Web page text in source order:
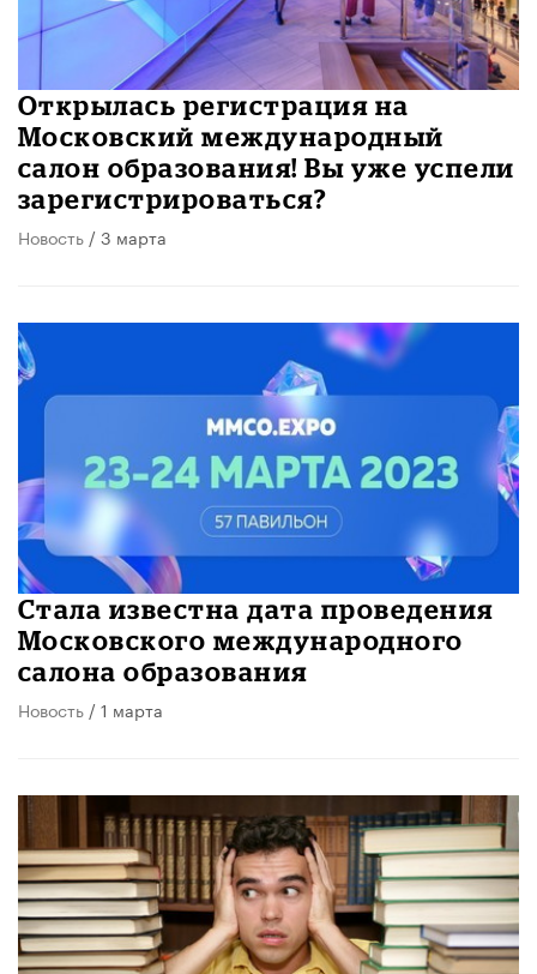
Открылась регистрация на
Московский международный
салон образования! Вы уже успели
зарегистрироваться?
Новость / 3 марта
Стала известна дата проведения
Московского международного
салона образования
Новость / 1 марта